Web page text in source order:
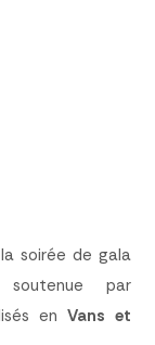
soirée de gala
soutenue par
enVans et